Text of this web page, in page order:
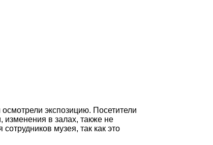
экспозицию. Посетители
в залах, также не
музея, так как это